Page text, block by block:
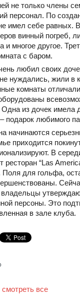
не только члены
персонал. По
имел себе равных.
винный погреб,
и многое другое.
с баром.
любил своих
нуждались, жили в
комнаты
из дочек имела
подарок любимого
начинаются
приходится
В
ресторан “Las
Поля для гольфа,
персоны. Это
в зале клуба.
смотреть все